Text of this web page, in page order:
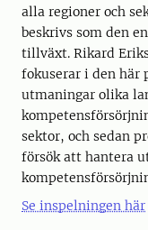
alla regioner och
beskrivs som den
tillväxt. Rikard
fokuserar i den här
utmaningar olika
sektor, och sedan
försök att hantera
Se inspelningen här